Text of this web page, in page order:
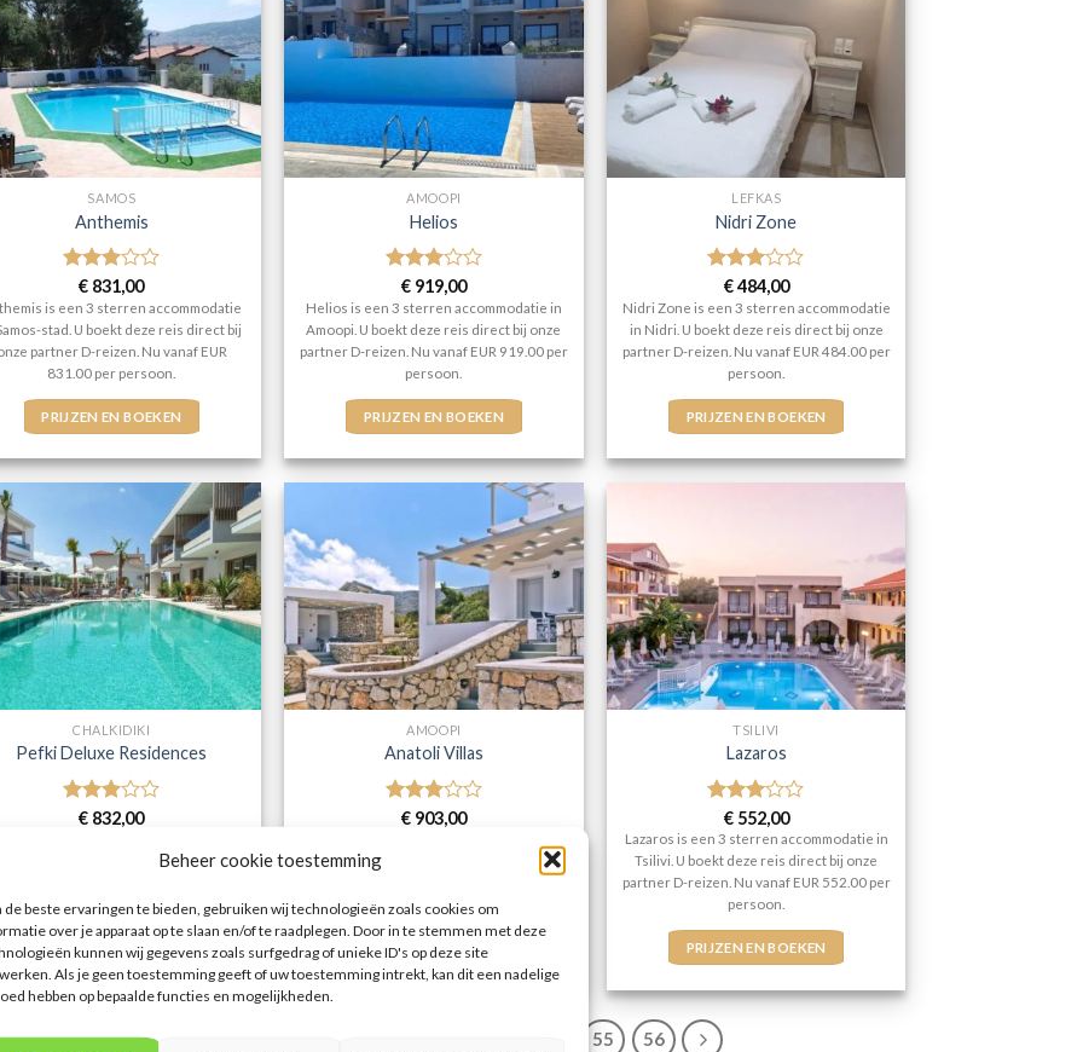
Beheer cookie toestemming
de beste ervaringen te bieden, gebruiken wij technologieën zoals cookies om
over je apparaat op te slaan en/of te raadplegen. Door in te stemmen met deze
kunnen wij gegevens zoals surfgedrag of unieke ID's op deze site
Als je geen toestemming geeft of uw toestemming intrekt, kan dit een nadelige
hebben op bepaalde functies en mogelijkheden.
SAMOS
Anthemis
Gewaardeerd
3uit 5
€ 831,00
is een 3 sterren accommodatie
stad. U boekt deze reis direct bij
partner D-reizen. Nu vanaf EUR
831.00 per persoon.
PRIJZEN EN BOEKEN
AMOOPI
Helios
Gewaardeerd
3uit 5
€919,00
Helios is een 3 sterren accommodatie in
Amoopi. U boekt deze reis direct bij onze
partner D-reizen. Nu vanaf EUR 919.00 per
persoon.
PRIJZEN EN BOEKEN
LEFKAS
Nidri Zone
Gewaardeerd
3uit 5
€484,00
Nidri Zone is een 3 sterren accommodatie
in Nidri. U boekt deze reis direct bij onze
partner D-reizen. Nu vanaf EUR 484.00 per
persoon.
PRIJZEN EN BOEKEN
CHALKIDIKI
Pefki Deluxe Residences
Gewaardeerd
€ 832,00
in Pefkohori. U boekt deze
vanaf EUR 832.00 per persoon.
PRIJZEN EN BOEKEN
AMOOPI
Anatoli Villas
Gewaardeerd
€903,00
accommodatie in Amoopi. U boekt deze reis
EUR 903.00 per persoon.
PRIJZEN EN BOEKEN
TSILIVI
Lazaros
Gewaardeerd
3uit 5
€552,00
Lazaros is een 3 sterren accommodatie in
Tsilivi. U boekt deze reis direct bij onze
partner D-reizen. Nu vanaf EUR 552.00 per
persoon.
PRIJZEN EN BOEKEN
55 56